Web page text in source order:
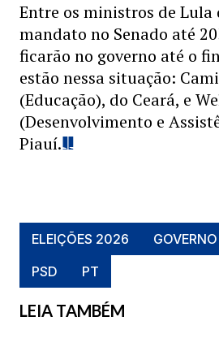
Entre os ministros de Lula
mandato no Senado até
ficarão no governo até o
estão nessa situação:
(Educação), do Ceará, e
(Desenvolvimento e
Piauí.
ELEIÇÕES 2026
PSD
PT
LEIA TAMBÉM